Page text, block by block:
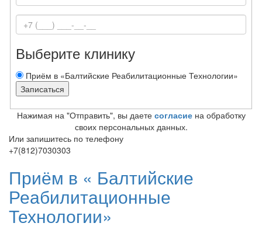
Выберите клинику
Приём в «Балтийские Реабилитационные Технологии»
Нажимая на "Отправить", вы даете согласиена обработку
своих персональных данных.
Или запишитесь по телефону
+7(812)7030303
Приём в « Балтийские
Реабилитационные
Технологии»